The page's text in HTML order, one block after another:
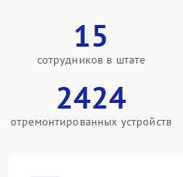
15
сотрудников в штате
2424
отремонтированных устройств